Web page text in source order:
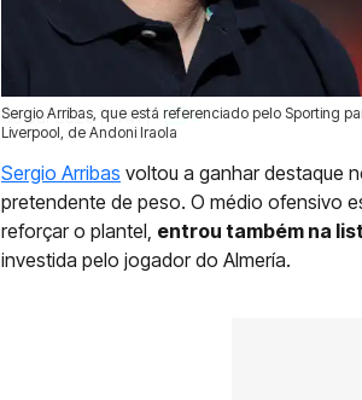
Sergio Arribas, que está referenciado pelo Sporting
Liverpool, de Andoni Iraola
09 Jul 2026 | 11:41 | 0
Sergio Arribas voltou a ganhar destaque
pretendente de peso. O médio ofensivo
reforçar o plantel, entrou também na
investida pelo jogador do Almería.